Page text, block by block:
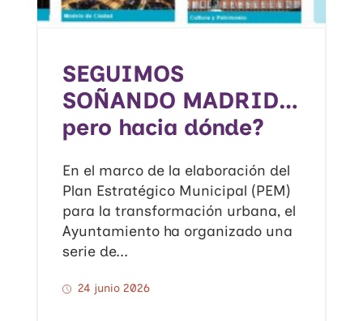
SEGUIMOS
SOÑANDO MADRID…
pero hacia dónde?
En el marco de la elaboración del
Plan Estratégico Municipal (PEM)
para la transformación urbana, el
Ayuntamiento ha organizado una
serie de...
24 junio 2026